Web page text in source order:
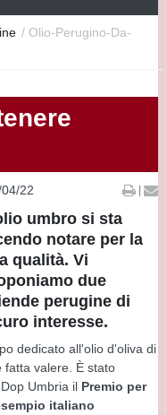
/ Olio-Perugino-Da-
22 |
umbro si sta
notare per la
qualità. Vi
due
perugine di
interesse.
dedicato all'olio d'oliva di
fatta valere. È stato
Umbria il Premio per
italiano